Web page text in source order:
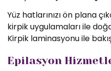
Yüz hatlarınızı ön plana
kirpik uygulamaları ile
Kirpik laminasyonu ile
Epilasyon